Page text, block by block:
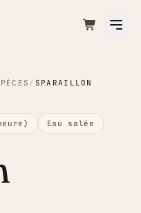
/ SPARAILLON
Eau salée